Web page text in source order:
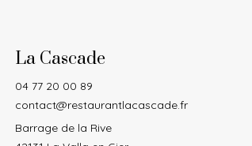
La Cascade
04 77 20 00 89
contact@restaurantlacascade.fr
Barrage de la Rive